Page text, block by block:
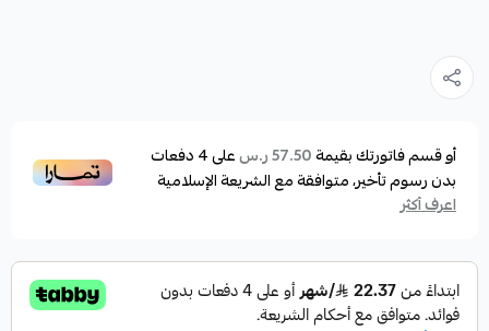
أو قسم فاتورتك بقيمة57.50 ر.س على4دفعات
بدون رسوم تأخير، متوافقة مع الشريعة الإسلامية
اعرف أكثر